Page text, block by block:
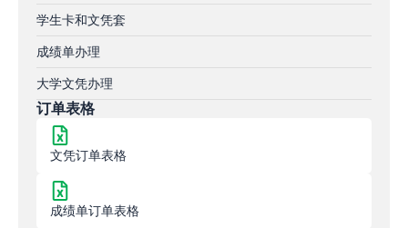
学生卡和文凭套
成绩单办理
大学文凭办理
订单表格
文凭订单表格
成绩单订单表格